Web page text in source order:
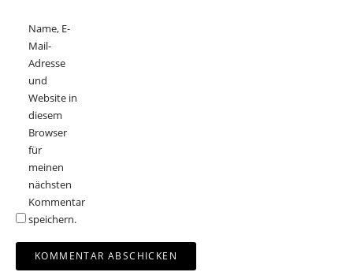
Name, E-
Mail-
Adresse
und
Website in
diesem
Browser
für
meinen
nächsten
Kommentar
speichern.